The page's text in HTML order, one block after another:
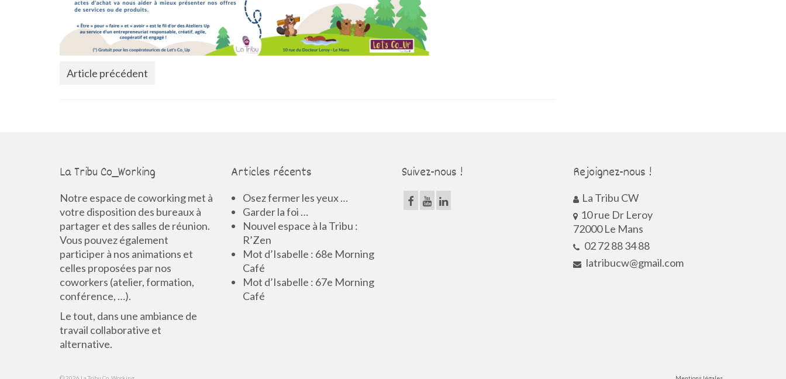
Article précédent
La Tribu Co_Working
Notre espace de coworking met à
votre disposition des bureaux à
partager et des salles de réunion.
Vous pouvez également
participer à nos animations et
celles proposées par nos
coworkers (atelier, formation,
conférence, …).
Le tout, dans une ambiance de
travail collaborative et
alternative.
Articles récents
Osez fermer les yeux …
Garder la foi …
Nouvel espace à la Tribu :
R’Zen
Mot d’Isabelle : 68e Morning
Café
Mot d’Isabelle : 67e Morning
Café
Suivez-nous ! Rejoignez-nous !
La Tribu CW
10 rue Dr Leroy
72000 Le Mans
02 72 88 34 88
latribucw@gmail.com